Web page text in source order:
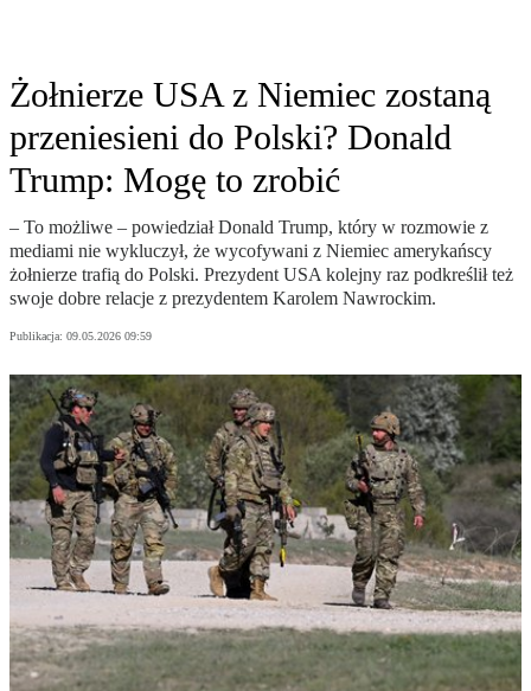
Żołnierze USA z Niemiec zostaną
przeniesieni do Polski? Donald
Trump: Mogę to zrobić
– To możliwe – powiedział Donald Trump, który w rozmowie z
mediami nie wykluczył, że wycofywani z Niemiec amerykańscy
żołnierze trafią do Polski. Prezydent USA kolejny raz podkreślił też
swoje dobre relacje z prezydentem Karolem Nawrockim.
Publikacja: 09.05.2026 09:59